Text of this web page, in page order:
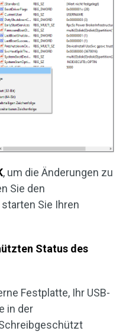
, um die Änderungen zu
Sie den
starten Sie Ihren
Status des
Festplatte, Ihr USB-
in der